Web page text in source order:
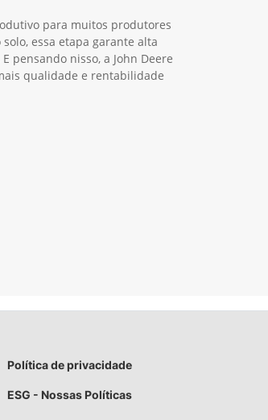
para muitos produtores
essa etapa garante alta
pensando nisso, a John Deere
qualidade e rentabilidade
Política de privacidade
ESG - Nossas Políticas